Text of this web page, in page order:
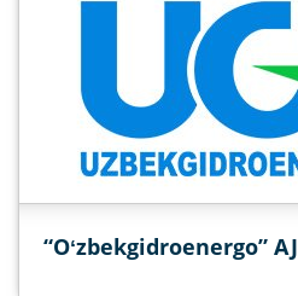
“Oʻzbekgidroenergo” AJ